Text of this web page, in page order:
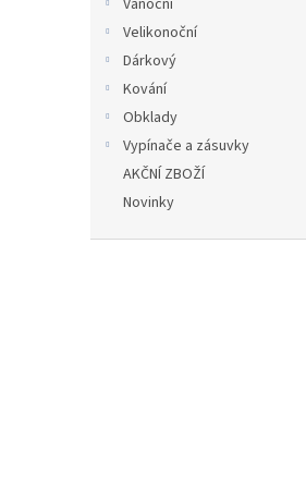
Vánoční
Velikonoční
Dárkový
Kování
Obklady
Vypínače a zásuvky
AKČNÍ ZBOŽÍ
Novinky